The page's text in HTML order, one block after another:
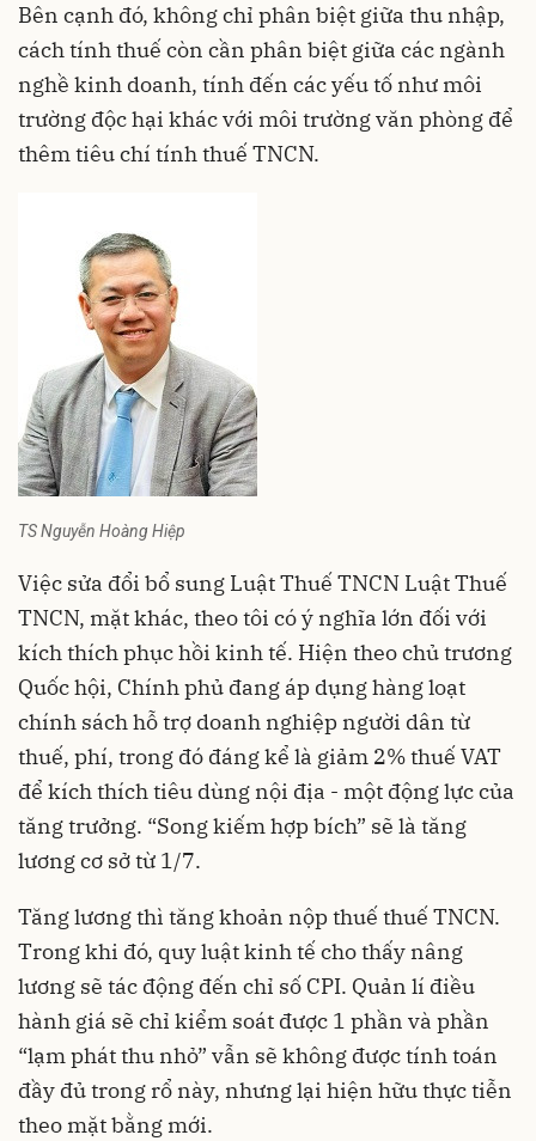
Bên cạnh đó, không chỉ phân biệt giữa thu nhập,
cách tính thuế còn cần phân biệt giữa các ngành
nghề kinh doanh, tính đến các yếu tố như môi
trường độc hại khác với môi trường văn phòng để
thêm tiêu chí tính thuế TNCN.
TS Nguyễn Hoàng Hiệp
Việc sửa đổi bổ sung Luật Thuế TNCN Luật Thuế
TNCN, mặt khác, theo tôi có ý nghĩa lớn đối với
kích thích phục hồi kinh tế. Hiện theo chủ trương
Quốc hội, Chính phủ đang áp dụng hàng loạt
chính sách hỗ trợ doanh nghiệp người dân từ
thuế, phí, trong đó đáng kể là giảm 2% thuế VAT
để kích thích tiêu dùng nội địa - một động lực của
tăng trưởng. “Song kiếm hợp bích” sẽ là tăng
lương cơ sở từ 1/7.
Tăng lương thì tăng khoản nộp thuế thuế TNCN.
Trong khi đó, quy luật kinh tế cho thấy nâng
lương sẽ tác động đến chỉ số CPI. Quản lí điều
hành giá sẽ chỉ kiểm soát được 1 phần và phần
“lạm phát thu nhỏ” vẫn sẽ không được tính toán
đầy đủ trong rổ này, nhưng lại hiện hữu thực tiễn
theo mặt bằng mới.